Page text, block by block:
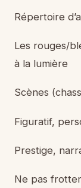
Répertoire
Les rouges/
à la lumière
Scènes
Figuratif,
Prestige,
Ne pas